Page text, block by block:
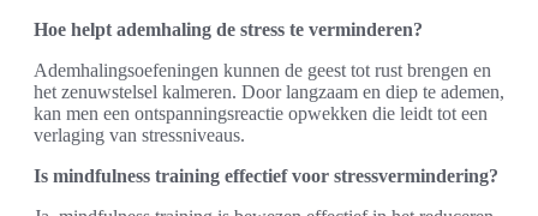
Hoe helpt ademhaling de stress te verminderen?
Ademhalingsoefeningen kunnen de geest tot rust brengen en
het zenuwstelsel kalmeren. Door langzaam en diep te ademen,
kan men een ontspanningsreactie opwekken die leidt tot een
verlaging van stressniveaus.
Is mindfulness training effectief voor stressvermindering?